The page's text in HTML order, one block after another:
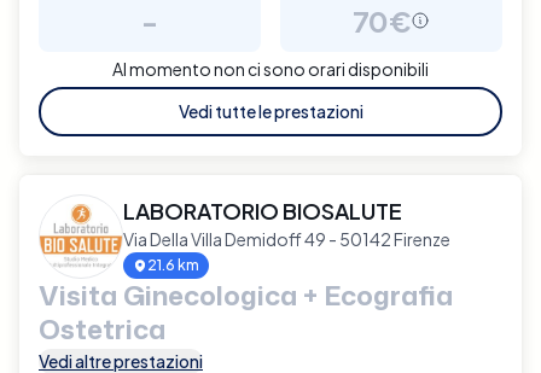
- 70€
Al momento non ci sono orari disponibili
Vedi tutte le prestazioni
LABORATORIO BIOSALUTE
Via Della Villa Demidoff 49 - 50142 Firenze
21.6 km
Visita Ginecologica + Ecografia
Ostetrica
Vedi altre prestazioni